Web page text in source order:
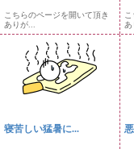
こちらのページを開いて頂き
ありが...
あ
寝苦しい猛暑に...